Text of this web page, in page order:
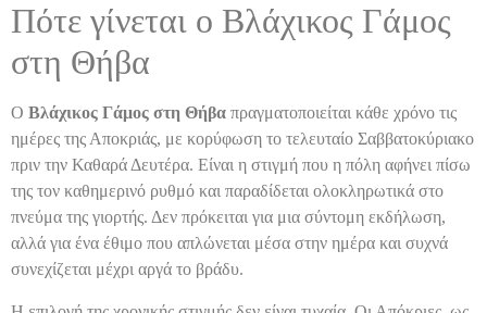
Πότε γίνεται ο Βλάχικος Γάμος
στη Θήβα
Ο Βλάχικος Γάμος στη Θήβα πραγματοποιείται κάθε χρόνο τις
ημέρες της Αποκριάς, με κορύφωση το τελευταίο Σαββατοκύριακο
πριν την Καθαρά Δευτέρα. Είναι η στιγμή που η πόλη αφήνει πίσω
της τον καθημερινό ρυθμό και παραδίδεται ολοκληρωτικά στο
πνεύμα της γιορτής. Δεν πρόκειται για μια σύντομη εκδήλωση,
αλλά για ένα έθιμο που απλώνεται μέσα στην ημέρα και συχνά
συνεχίζεται μέχρι αργά το βράδυ.